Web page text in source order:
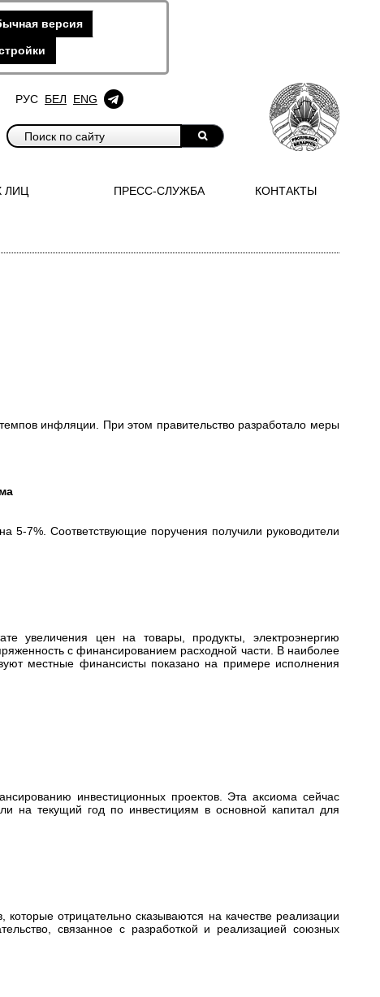
версия
РУС БЕЛ ENG
ЛИЦ ПРЕСС-СЛУЖБА КОНТАКТЫ
инфляции. При этом правительство разработало меры
7%. Соответствующие поручения получили руководители
увеличения цен на товары, продукты, электроэнергию
с финансированием расходной части. В наиболее
местные финансисты показано на примере исполнения
инвестиционных проектов. Эта аксиома сейчас
на текущий год по инвестициям в основной капитал для
отрицательно сказываются на качестве реализации
связанное с разработкой и реализацией союзных